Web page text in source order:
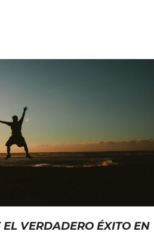
VERDADERO ÉXITO EN